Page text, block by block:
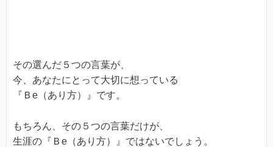
その選んだ５つの言葉が、
今、あなたにとって大切に想っている
『Ｂe（あり方）』です。
もちろん、その５つの言葉だけが、
生涯の『Ｂe（あり方）』ではないでしょう。